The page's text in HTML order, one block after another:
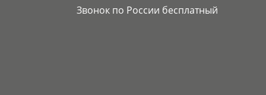
Звонок по России бесплатный